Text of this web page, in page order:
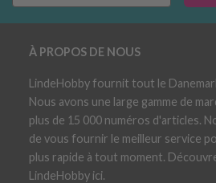
À PROPOS DE NOUS
LindeHobby fournit tout le
Nous avons une large gamme de
plus de 15 000 numéros d'articles.
de vous fournir le meilleur service
plus rapide à tout moment.
LindeHobby ici.